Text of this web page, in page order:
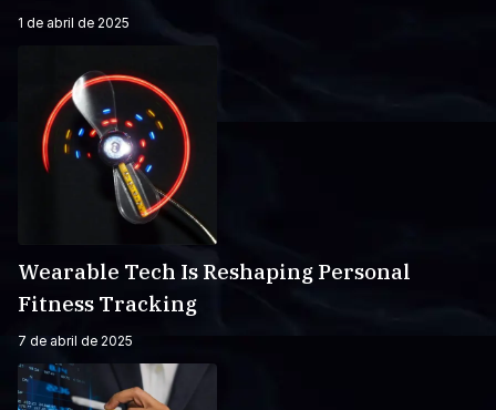
1 de abril de 2025
Wearable Tech Is Reshaping Personal
Fitness Tracking
7 de abril de 2025